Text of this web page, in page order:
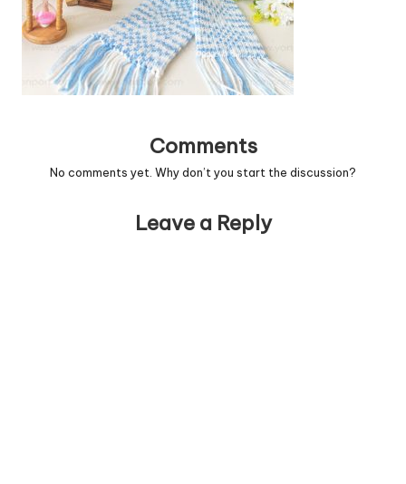
Comments
No comments yet. Why don’t you start the discussion?
Leave a Reply